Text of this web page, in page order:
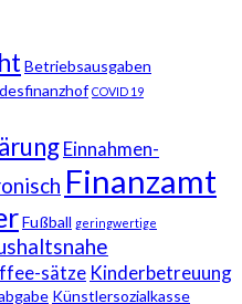
Betriebsausgaben
COVID 19
Einnahmen-
Finanzamt
Fußball geringwertige
sätze Kinderbetreuung
Künstlersozialkasse